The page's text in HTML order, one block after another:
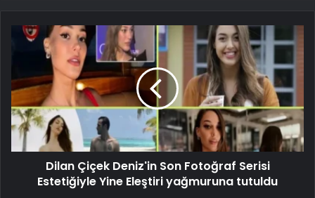
Dilan Çiçek Deniz'in Son Fotoğraf Serisi
Estetiğiyle Yine Eleştiri yağmuruna tutuldu